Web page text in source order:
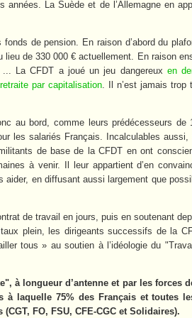
années. La Suède et de l’Allemagne en
de pension. En raison d’abord du
de 330 000 € actuellement. En raison
La CFDT a joué un jeu dangereux en
par capitalisation. Il n’est jamais trop
au bord, comme leurs prédécesseurs de
les salariés Français. Incalculables aussi,
de base de la CFDT en ont
à venir. Il leur appartient d’en
en diffusant aussi largement que
de travail en jours, puis en soutenant
plein, les dirigeants successifs de la
tous » au soutien à l’idéologie du
à longueur d’antenne et par les forces
à laquelle 75% des Français et toutes
FO, FSU, CFE-CGC et Solidaires).